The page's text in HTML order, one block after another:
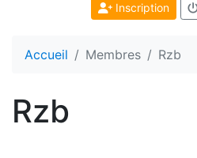
Inscription
Accueil Membres Rzb
Rzb